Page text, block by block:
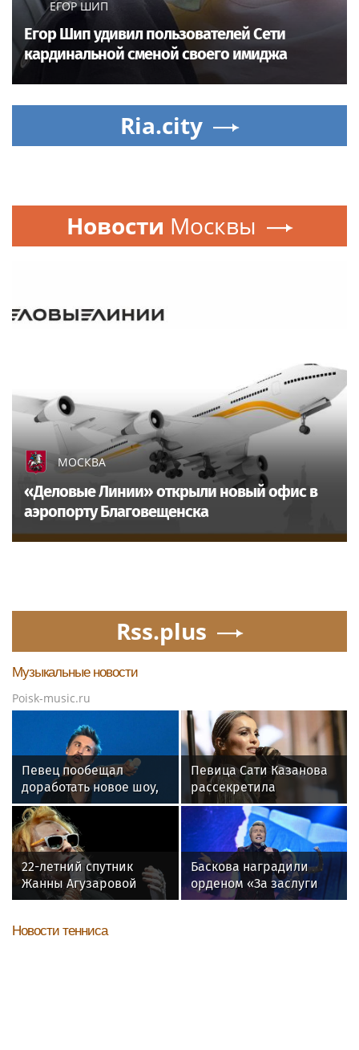
ЕГОР ШИП
Егор Шип удивил пользователей Сети
кардинальной сменой своего имиджа
Ria.city
Новости Москвы
МОСКВА
«Деловые Линии» открыли новый офис в
аэропорту Благовещенска
Rss.plus
Музыкальные новости
Poisk-music.ru
Певец пообещал
доработать новое шоу,
подвергнутое критике
Певица Сати Казанова
рассекретила
«безгрешное, чистое,
любящее» имя своей
дочери
22-летний спутник
Жанны Агузаровой
опроверг роман с
Баскова наградили
орденом «За заслуги
перед отечеством»
Новости тенниса